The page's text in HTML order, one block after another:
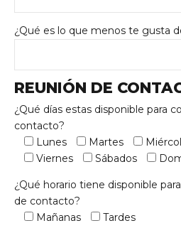
¿Qué es lo que menos te gusta
REUNIÓN DE
¿Qué días estas disponible para
contacto?
Lunes
Martes
Viernes
Sábados
¿Qué horario tiene disponible
de contacto?
Mañanas
Tardes